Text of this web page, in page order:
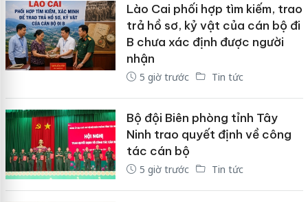
Lào Cai phối hợp tìm kiếm, trao
trả hồ sơ, kỷ vật của cán bộ đi
B chưa xác định được người
nhận
5 giờ trước Tin tức
Bộ đội Biên phòng tỉnh Tây
Ninh trao quyết định về công
tác cán bộ
5 giờ trước Tin tức